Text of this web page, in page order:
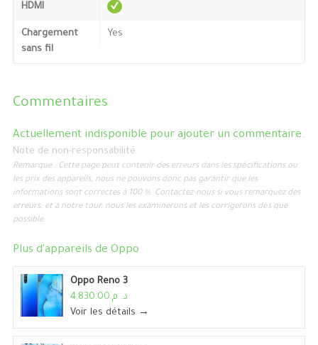
HDMI
Chargement
sans fil
Yes
Commentaires
Actuellement indisponible pour ajouter un commentaire.
Note de non-responsabilité
Remarque : Cette page peut contenir des erreurs dans les spécifications ou
les prix des appareils, nous ne pouvons donc pas garantir que les
informations sont correctes à 100 %. Contactez-nous si vous remarquez des
erreurs, et à notre tour, nous les examinerons et les corrigerons dès que
possible.
Plus d'appareils de Oppo
Oppo Reno 3
د. م.4,830.00
Voir les détails →